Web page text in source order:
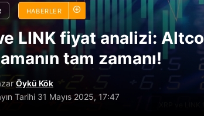
HABERLER
LINK fiyat analizi:
tam zamanı!
Öykü Kök
Tarihi 31 Mayıs 2025, 17:47
sürüyor: Analistlere göre
2026 BTC çöküşü neden
sınırlı kalabilir?